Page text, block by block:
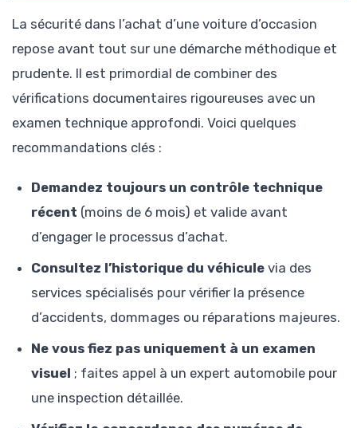
La sécurité dans l’achat d’une voiture d’occasion
repose avant tout sur une démarche méthodique et
prudente. Il est primordial de combiner des
vérifications documentaires rigoureuses avec un
examen technique approfondi. Voici quelques
recommandations clés :
Demandez toujours un contrôle technique
récent (moins de 6 mois) et valide avant
d’engager le processus d’achat.
Consultez l’historique du véhicule via des
services spécialisés pour vérifier la présence
d’accidents, dommages ou réparations majeures.
Ne vous fiez pas uniquement à un examen
visuel ; faites appel à un expert automobile pour
une inspection détaillée.